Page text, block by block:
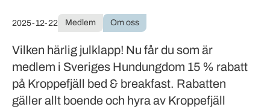
2025-12-22 Medlem Om oss
Vilken härlig julklapp! Nu får du som är
medlem i Sveriges Hundungdom 15 % rabatt
på Kroppefjäll bed & breakfast. Rabatten
gäller allt boende och hyra av Kroppefjäll